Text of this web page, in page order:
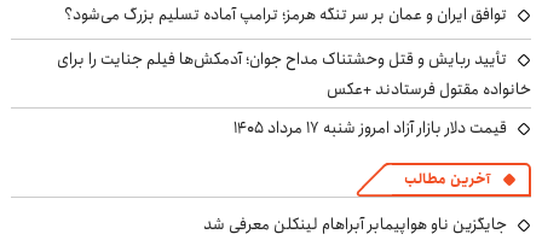
توافق ایران و عمان بر سر تنگه هرمز؛ ترامپ آماده تسلیم بزرگ می‌شود؟
تأیید ربایش و قتل وحشتناک مداح جوان؛ آدمکش‌ها فیلم جنایت را برای
خانواده مقتول فرستادند +عکس
قیمت دلار بازار آزاد امروز شنبه ۱۷ مرداد ۱۴۰۵
آخرین مطالب
جایگزین ناو هواپیمابر آبراهام لینکلن معرفی شد